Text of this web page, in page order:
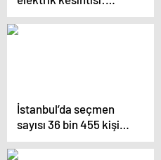
İstanbul ilçelerinde
elektrikler ne zaman
İstanbul’da seçmen
sayısı 36 bin 455 kişi
azaldı